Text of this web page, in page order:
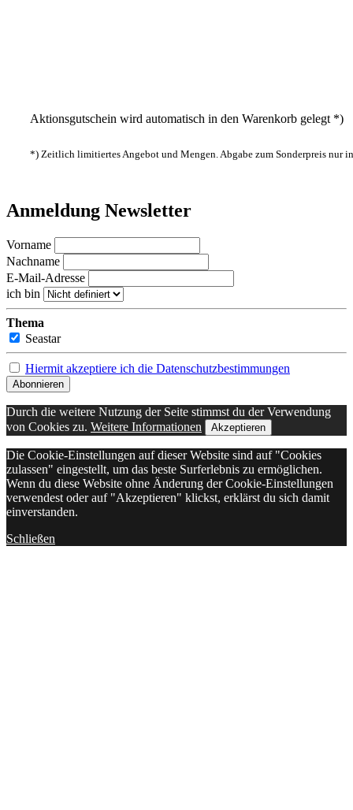
Aktionsgutschein wird automatisch in den Warenkorb gelegt *)
*) Zeitlich limitiertes Angebot und Mengen. Abgabe zum Sonderpreis nur
Anmeldung Newsletter
Vorname
Nachname
E-Mail-Adresse
ich bin
Thema
Seastar
Hiermit akzeptiere ich die Datenschutzbestimmungen
Durch die weitere Nutzung der Seite stimmst du der Verwendung
von Cookies zu. Weitere Informationen Akzeptieren
Die Cookie-Einstellungen auf dieser Website sind auf "Cookies
zulassen" eingestellt, um das beste Surferlebnis zu ermöglichen.
Wenn du diese Website ohne Änderung der Cookie-Einstellungen
verwendest oder auf "Akzeptieren" klickst, erklärst du sich damit
einverstanden.
Schließen